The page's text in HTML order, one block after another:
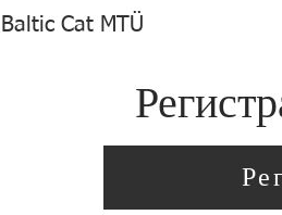
Baltic Cat MTÜ